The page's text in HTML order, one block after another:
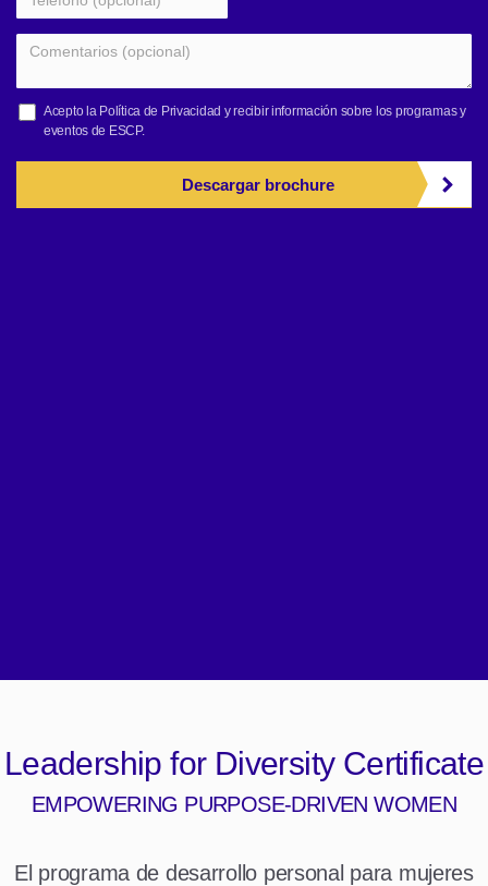
Acepto la Política de Privacidad y recibir información sobre los programas y
eventos de ESCP.
Descargar brochure
Leadership for Diversity Certificate
EMPOWERING PURPOSE-DRIVEN WOMEN
El programa de desarrollo personal para mujeres